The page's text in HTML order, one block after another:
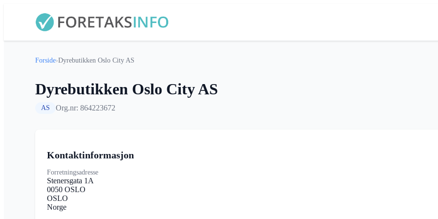
Forside›Dyrebutikken Oslo City AS
Dyrebutikken Oslo City AS
AS Org.nr: 864223672
Kontaktinformasjon
Forretningsadresse
Stenersgata 1A
0050 OSLO
OSLO
Norge